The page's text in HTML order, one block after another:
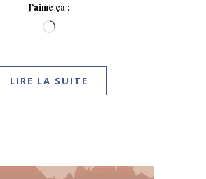
J’aime ça :
Chargement…
LIRE LA SUITE